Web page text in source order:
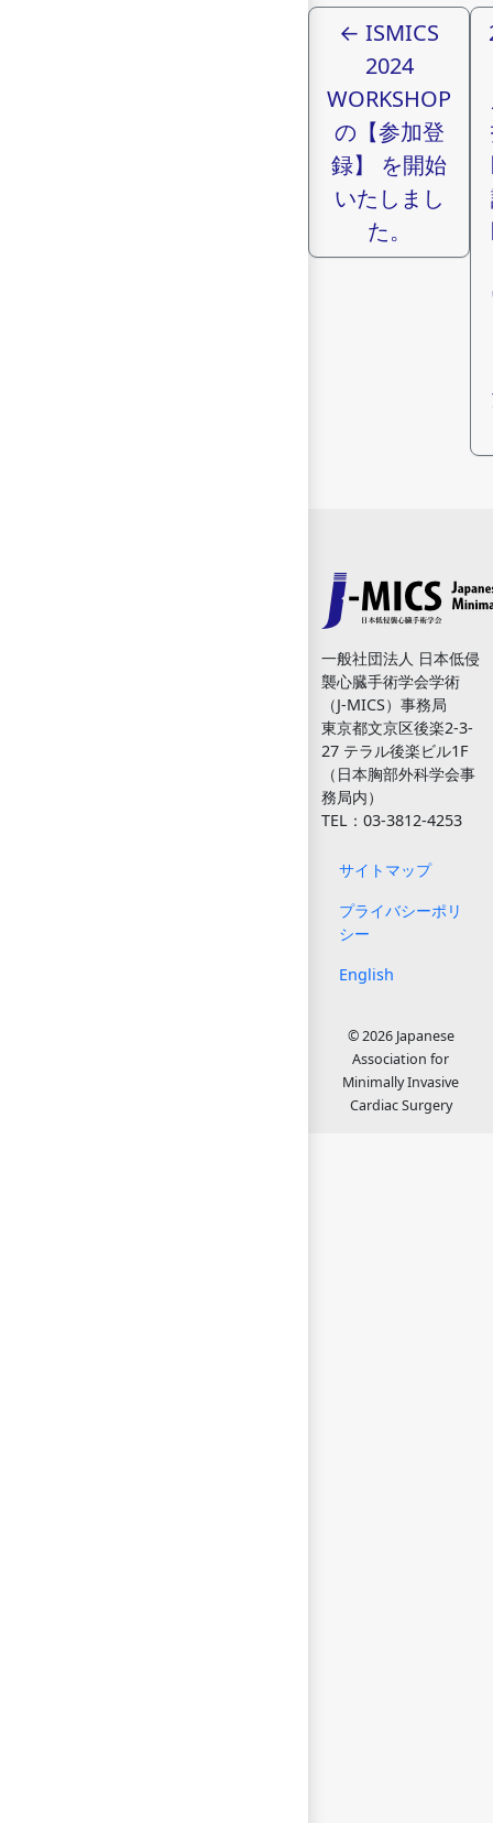
← ISMICS
2024
WORKSHOP
の【参加登
録】 を開始
いたしまし
た。
一般社団法人 日本低侵
襲心臓手術学会学術
（J-MICS）事務局
東京都文京区後楽2-3-
27 テラル後楽ビル1F
（日本胸部外科学会事
務局内）
TEL：03-3812-4253
サイトマップ
プライバシーポリ
シー
English
© 2026 Japanese
Association for
Minimally Invasive
Cardiac Surgery